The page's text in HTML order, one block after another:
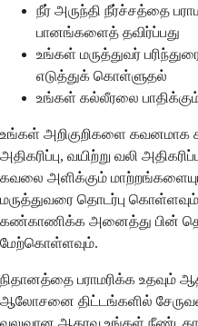
நீர் அருந்தி நீர்ச்சத்தை
பானங்களைத் தவிர்ப்பது
உங்கள் மருத்துவர்
எடுத்துக் கொள்ளுதல்
உங்கள் கல்லீரலை
உங்கள் அறிகுறிகளை
அதிகரிப்பு, வயிற்று வலி
கவலை அளிக்கும்
மருத்துவரை தொடர்பு
கண்காணிக்க அனைத்து பின்
மேற்கொள்ளவும்.
நிதானத்தை பராமரிக்க உதவும்
ஆலோசனை திட்டங்களில்